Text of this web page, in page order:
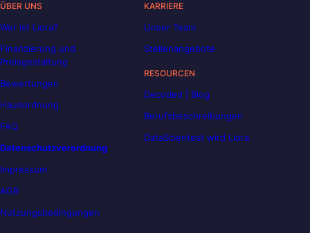
ÜBER UNS
Wer ist Liora?
Finanzierung und
Preisgestaltung
Bewertungen
Hausordnung
FAQ
Datenschutzverordnung
Impressum
AGB
Nutzungsbedingungen
KARRIERE
Unser Team
Stellenangebote
RESOURCEN
Decoded | Blog
Berufsbeschreibungen
DataScientest wird Liora